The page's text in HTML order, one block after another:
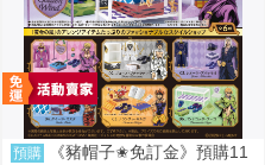
預購
《豬帽子✬免訂金》預購11